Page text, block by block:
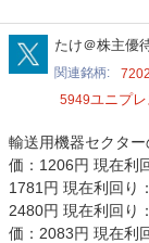
たけ＠株主優
関連銘柄
7202
5949ユニプレ
輸送用機器セクタ
価：1206円 現在利
1781円 現在利回り
2480円 現在利回り
価：2083円 現在利